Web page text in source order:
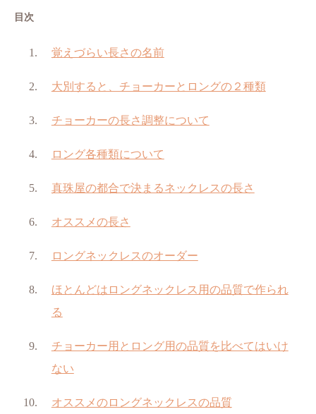
目次
覚えづらい長さの名前
大別すると、チョーカーとロングの２種類
チョーカーの長さ調整について
ロング各種類について
真珠屋の都合で決まるネックレスの長さ
オススメの長さ
ロングネックレスのオーダー
ほとんどはロングネックレス用の品質で作られ
る
チョーカー用とロング用の品質を比べてはいけ
ない
オススメのロングネックレスの品質